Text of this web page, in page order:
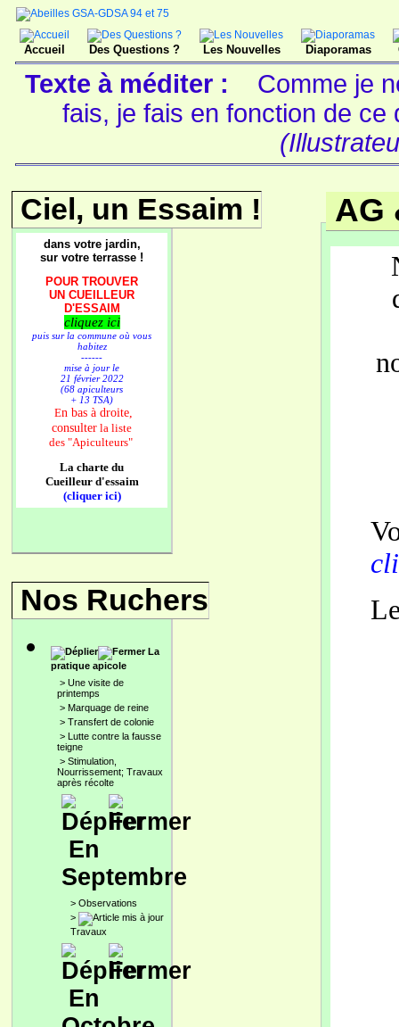
Accueil Des Questions ? Les Nouvelles Diaporamas
Texte à méditer :
Comme je
fais, je fais en fonction de
Ciel, un Essaim !
dans votre jardin,
sur votre terrasse !
POUR TROUVER
UN CUEILLEUR
D'ESSAIM
cliquez ici
puis sur la commune où vous
habitez
------
mise à jour le
21 février 2022
(68 apiculteurs
+ 13 TSA)
En bas à droite,
consulter la liste
des "Apiculteurs"
La charte du
Cueilleur d'essaim
(cliquer ici)
Nos Ruchers
La
pratique apicole
> Une visite de
printemps
> Marquage de reine
> Transfert de colonie
> Lutte contre la fausse
teigne
> Stimulation,
Nourrissement; Travaux
après récolte
En
Septembre
> Observations
>
Travaux
En
AG